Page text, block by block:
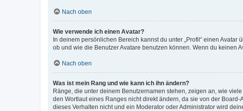
Nach oben
Wie verwende ich einen Avatar?
In deinem persönlichen Bereich kannst du unter „Profil“ einen
ob und wie die Benutzer Avatare benutzen können. Wenn du keinen
Nach oben
Was ist mein Rang und wie kann ich ihn ändern?
Ränge, die unter deinem Benutzernamen stehen, zeigen an, wie
den Wortlaut eines Ranges nicht direkt ändern, da sie von der
dieses Verhalten nicht und ein Moderator oder Administrator wird